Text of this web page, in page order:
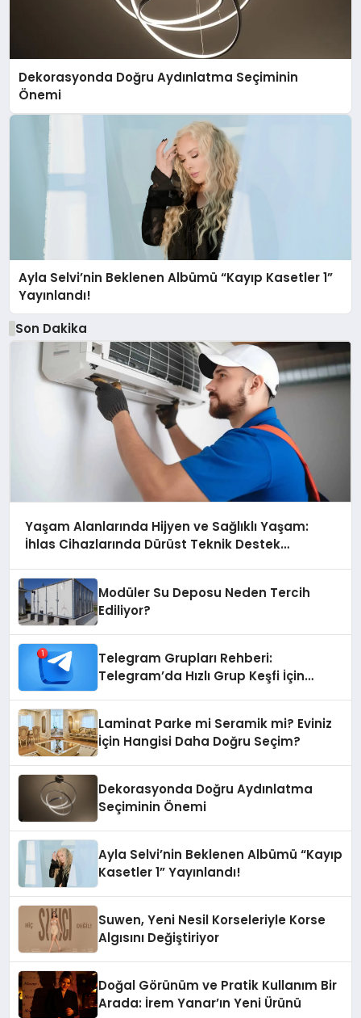
Dekorasyonda Doğru Aydınlatma Seçiminin
Önemi
Ayla Selvi’nin Beklenen Albümü “Kayıp Kasetler 1”
Yayınlandı!
Son Dakika
Yaşam Alanlarında Hijyen ve Sağlıklı Yaşam:
İhlas Cihazlarında Dürüst Teknik Destek
Modüler Su Deposu Neden Tercih
Ediliyor?
Telegram Grupları Rehberi:
Telegram’da Hızlı Grup Keşfi İçin
Laminat Parke mi Seramik mi? Eviniz
İçin Hangisi Daha Doğru Seçim?
Dekorasyonda Doğru Aydınlatma
Seçiminin Önemi
Ayla Selvi’nin Beklenen Albümü “Kayıp
Kasetler 1” Yayınlandı!
Suwen, Yeni Nesil Korseleriyle Korse
Algısını Değiştiriyor
Doğal Görünüm ve Pratik Kullanım Bir
Arada: İrem Yanar’ın Yeni Ürünü